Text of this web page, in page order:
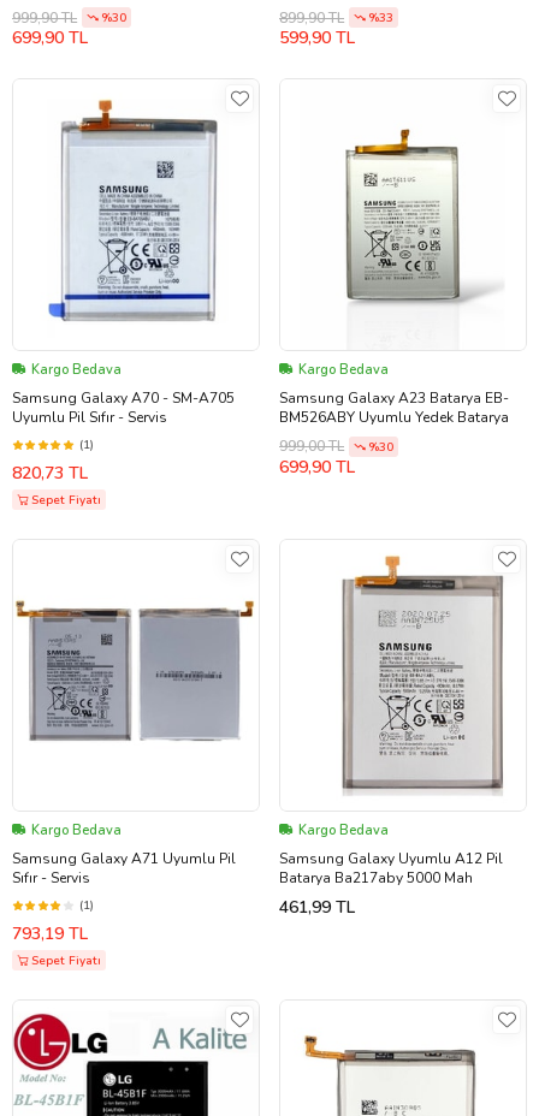
999,90 TL %30
699,90 TL
899,90 TL %33
599,90 TL
Kargo Bedava
Samsung Galaxy A70 - SM-A705
Uyumlu Pil Sıfır - Servis
(1)
820,73 TL
Sepet Fiyatı
Kargo Bedava
Samsung Galaxy A23 Batarya EB-
BM526ABY Uyumlu Yedek Batarya
999,00 TL
%30
699,90 TL
Kargo Bedava
Samsung Galaxy A71 Uyumlu Pil
Sıfır - Servis
(1)
793,19 TL
Sepet Fiyatı
Kargo Bedava
Samsung Galaxy Uyumlu A12 Pil
Batarya Ba217aby 5000 Mah
461,99 TL